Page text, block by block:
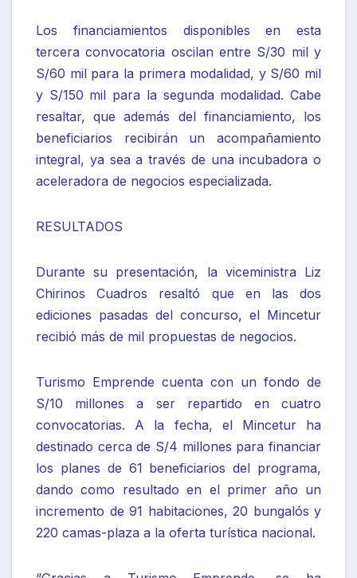
Los financiamientos disponibles en esta
tercera convocatoria oscilan entre S/30 mil y
S/60 mil para la primera modalidad, y S/60 mil
y S/150 mil para la segunda modalidad. Cabe
resaltar, que además del financiamiento, los
beneficiarios recibirán un acompañamiento
integral, ya sea a través de una incubadora o
aceleradora de negocios especializada.
RESULTADOS
Durante su presentación, la viceministra Liz
Chirinos Cuadros resaltó que en las dos
ediciones pasadas del concurso, el Mincetur
recibió más de mil propuestas de negocios.
Turismo Emprende cuenta con un fondo de
S/10 millones a ser repartido en cuatro
convocatorias. A la fecha, el Mincetur ha
destinado cerca de S/4 millones para financiar
los planes de 61 beneficiarios del programa,
dando como resultado en el primer año un
incremento de 91 habitaciones, 20 bungalós y
220 camas-plaza a la oferta turística nacional.